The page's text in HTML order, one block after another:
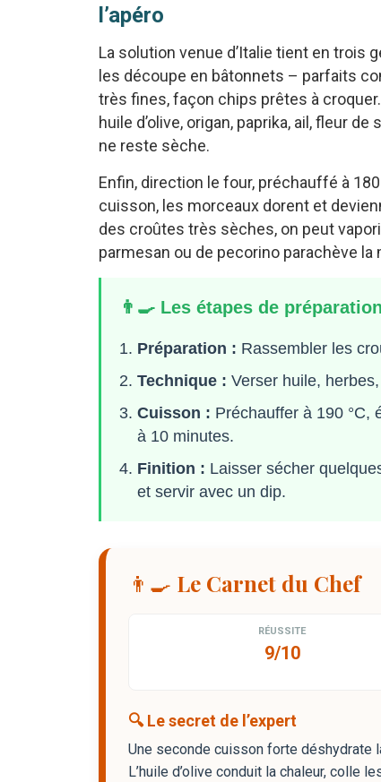
l’apéro
La solution venue d’Italie tient en trois
les découpe en bâtonnets – parfaits
très fines, façon chips prêtes à
huile d’olive, origan, paprika, ail, fleur
ne reste sèche.
Enfin, direction le four, préchauffé à
cuisson, les morceaux dorent et
des croûtes très sèches, on peut
parmesan ou de pecorino parachève la
👨‍🍳 Les étapes de préparation
Préparation : Rassembler les
Technique : Verser huile,
Cuisson : Préchauffer à 190 °C,
à 10 minutes.
Finition : Laisser sécher
et servir avec un dip.
👨‍🍳 Le Carnet du Chef
RÉUSSITE
9/10
🔍 Le secret de l’expert
Une seconde cuisson forte déshydrate
L’huile d’olive conduit la chaleur, colle